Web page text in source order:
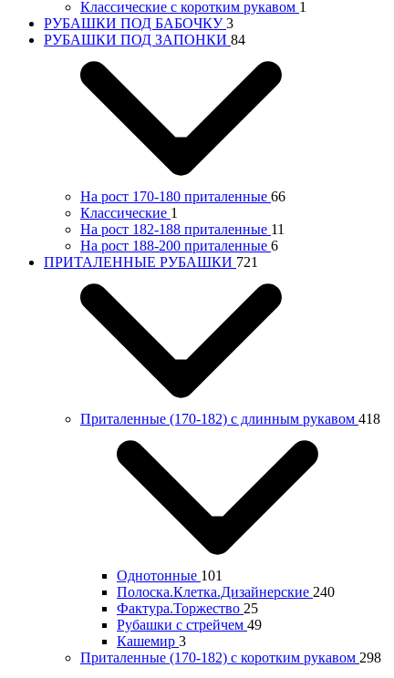
Классические с коротким рукавом 1
РУБАШКИ ПОД БАБОЧКУ3
РУБАШКИ ПОД ЗАПОНКИ 84
На рост 170-180 приталенные 66
Классические 1
На рост 182-188 приталенные 11
На рост 188-200 приталенные 6
ПРИТАЛЕННЫЕ РУБАШКИ 721
Приталенные (170-182) с длинным рукавом 418
Однотонные 101
Полоска.Клетка.Дизайнерские 240
Фактура.Торжество 25
Рубашки с стрейчем 49
Кашемир 3
Приталенные (170-182) с коротким рукавом 298